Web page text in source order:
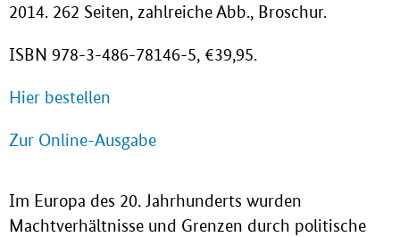
2014. 262 Seiten, zahlreiche Abb., Broschur.
ISBN 978-3-486-78146-5, €39,95.
Hier bestellen
Zur Online-Ausgabe
Im Europa des 20. Jahrhunderts wurden
Machtverhältnisse und Grenzen durch politische